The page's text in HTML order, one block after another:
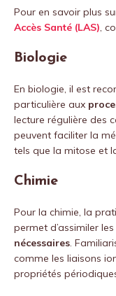
Pour en savoir plus
Accès Santé (LAS),
Biologie
En biologie, il est
particulière aux
lecture régulière des
peuvent faciliter la
tels que la mitose et
Chimie
Pour la chimie, la
permet d’assimiler les
nécessaires.
comme les liaisons
propriétés